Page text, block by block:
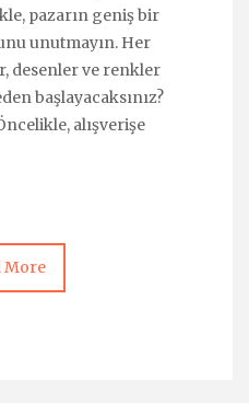
pazarın geniş bir
unutmayın. Her
desenler ve renkler
başlayacaksınız?
alışverişe
More